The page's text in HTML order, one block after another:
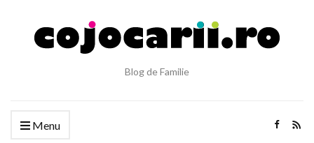
Blog de Familie
Menu